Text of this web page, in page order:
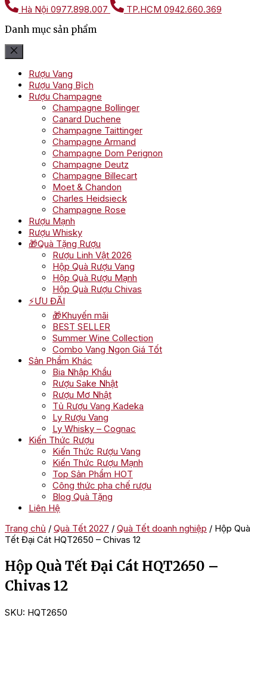
Hà Nội 0977.898.007 TP.HCM 0942.660.369
Danh mục sản phẩm
Rượu Vang
Rượu Vang Bịch
Rượu Champagne
Champagne Bollinger
Canard Duchene
Champagne Taittinger
Champagne Armand
Champagne Dom Perignon
Champagne Deutz
Champagne Billecart
Moet & Chandon
Charles Heidsieck
Champagne Rose
Rượu Mạnh
Rượu Whisky
🎁Quà Tặng Rượu
Rượu Linh Vật 2026
Hộp Quà Rượu Vang
Hộp Quà Rượu Mạnh
Hộp Quà Rượu Chivas
⚡ƯU ĐÃI
🎁Khuyến mãi
BEST SELLER
Summer Wine Collection
Combo Vang Ngon Giá Tốt
Sản Phẩm Khác
Bia Nhập Khẩu
Rượu Sake Nhật
Rượu Mơ Nhật
Tủ Rượu Vang Kadeka
Ly Rượu Vang
Ly Whisky – Cognac
Kiến Thức Rượu
Kiến Thức Rượu Vang
Kiến Thức Rượu Mạnh
Top Sản Phẩm HOT
Công thức pha chế rượu
Blog Quà Tặng
Liên Hệ
Trang chủ / Quà Tết 2027 / Quà Tết doanh nghiệp / Hộp Quà
Tết Đại Cát HQT2650 – Chivas 12
Hộp Quà Tết Đại Cát HQT2650 –
Chivas 12
SKU: HQT2650